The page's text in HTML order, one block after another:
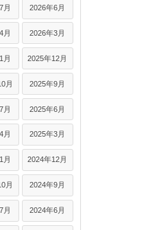
月 2026年6月
月 2026年3月
月 2025年12月
月 2025年9月
月 2025年6月
月 2025年3月
月 2024年12月
月 2024年9月
月 2024年6月